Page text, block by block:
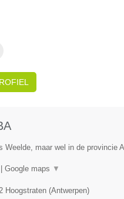
Weelde, maar wel in de provincie
Google maps ▼
Hoogstraten(Antwerpen)